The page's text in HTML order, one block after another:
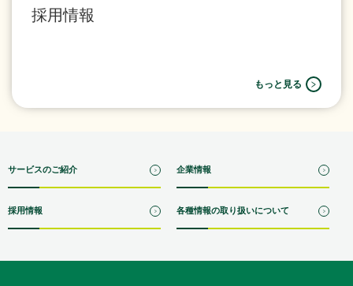
採用情報
もっと見る
サービスのご紹介 企業情報
採用情報 各種情報の取り扱いについて